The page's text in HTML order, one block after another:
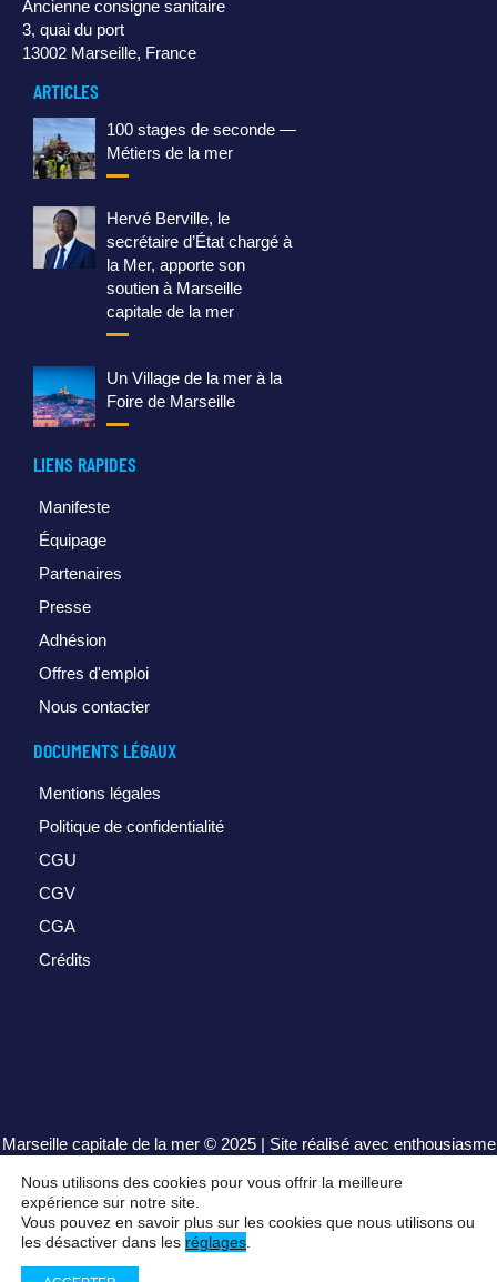
Ancienne consigne sanitaire
3, quai du port
13002 Marseille, France
ARTICLES
100 stages de seconde —
Métiers de la mer
Hervé Berville, le
secrétaire d’État chargé à
la Mer, apporte son
soutien à Marseille
capitale de la mer
Un Village de la mer à la
Foire de Marseille
LIENS RAPIDES
Manifeste
Équipage
Partenaires
Presse
Adhésion
Offres d'emploi
Nous contacter
DOCUMENTS LÉGAUX
Mentions légales
Politique de confidentialité
CGU
CGV
CGA
Crédits
Marseille capitale de la mer© 2025 | Site réalisé avec enthousiasme
par
henrisequeira.com
Nous utilisons des cookies pour vous offrir la meilleure
expérience sur notre site.
Vous pouvez en savoir plus sur les cookies que nous utilisons ou
les désactiver dans les réglages